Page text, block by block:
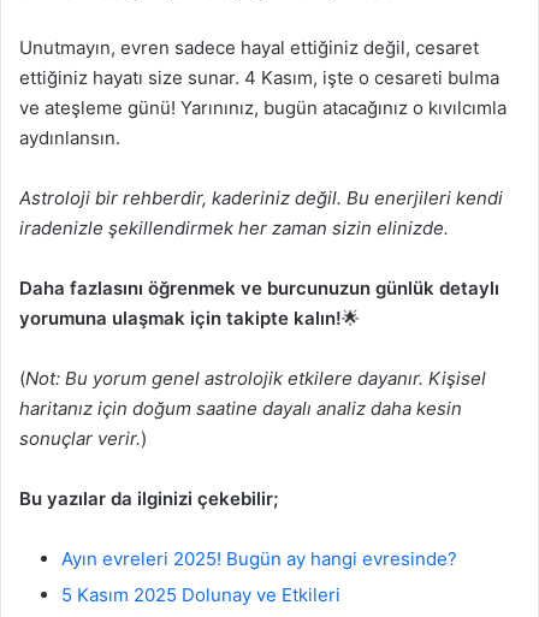
Unutmayın, evren sadece hayal ettiğiniz değil, cesaret
ettiğiniz hayatı size sunar. 4 Kasım, işte o cesareti bulma
ve ateşleme günü! Yarınınız, bugün atacağınız o kıvılcımla
aydınlansın.
Astroloji bir rehberdir, kaderiniz değil. Bu enerjileri kendi
iradenizle şekillendirmek her zaman sizin elinizde.
Daha fazlasını öğrenmek ve burcunuzun günlük detaylı
yorumuna ulaşmak için takipte kalın!🌟
(Not: Bu yorum genel astrolojik etkilere dayanır. Kişisel
haritanız için doğum saatine dayalı analiz daha kesin
sonuçlar verir.)
Bu yazılar da ilginizi çekebilir;
Ayın evreleri 2025! Bugün ay hangi evresinde?
5 Kasım 2025 Dolunay ve Etkileri